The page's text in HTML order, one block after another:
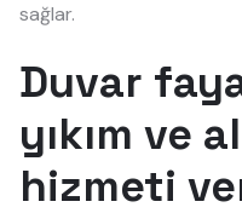
sağlar.
Duvar
yıkım ve
hizmeti